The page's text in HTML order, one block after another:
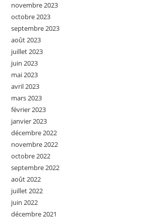
novembre 2023
octobre 2023
septembre 2023
août 2023
juillet 2023
juin 2023
mai 2023
avril 2023
mars 2023
février 2023
janvier 2023
décembre 2022
novembre 2022
octobre 2022
septembre 2022
août 2022
juillet 2022
juin 2022
décembre 2021